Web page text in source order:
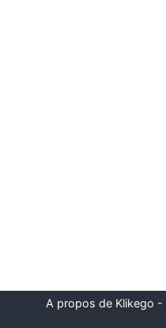
A propos de Klikego -